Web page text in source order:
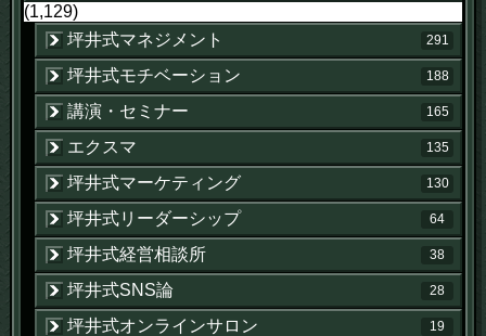
(1,129)
坪井式マネジメント
291
坪井式モチベーション 188
講演・セミナー 165
エクスマ 135
坪井式マーケティング 130
坪井式リーダーシップ 64
坪井式経営相談所 38
坪井式SNS論 28
坪井式オンラインサロン 19